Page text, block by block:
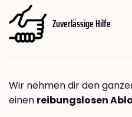
Zuverlässige Hilfe
Wir nehmen dir den
einen reibungslosen